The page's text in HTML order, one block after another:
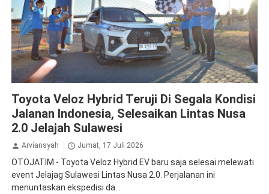
Toyota Veloz Hybrid Teruji Di Segala Kondisi
Jalanan Indonesia, Selesaikan Lintas Nusa
2.0 Jelajah Sulawesi
Arviansyah Jumat, 17 Juli 2026
OTOJATIM - Toyota Veloz Hybrid EV baru saja selesai melewati
event Jelajag Sulawesi Lintas Nusa 2.0. Perjalanan ini
menuntaskan ekspedisi da...